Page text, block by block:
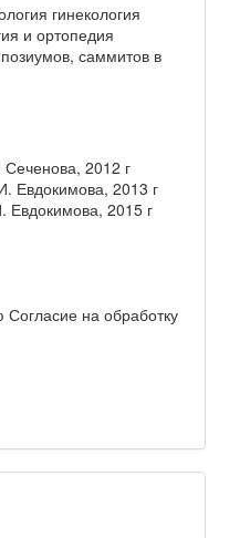
гинекология
и ортопедия
саммитов в
2012 г
Евдокимова, 2013 г
Евдокимова, 2015 г
на обработку